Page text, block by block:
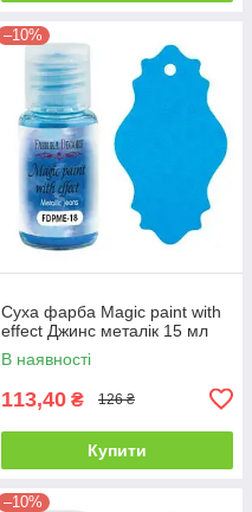
–10%
Суха фарба Magic paint with
effect Джинс металік 15 мл
В наявності
113,40 ₴ 126 ₴
Купити
–10%